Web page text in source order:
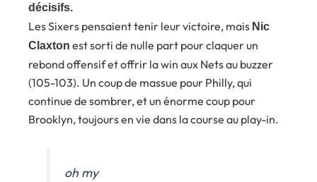
décisifs.
Les Sixers pensaient tenir leur victoire, mais Nic
Claxton est sorti de nulle part pour claquer un
rebond offensif et offrir la win aux Nets au buzzer
(105-103). Un coup de massue pour Philly, qui
continue de sombrer, et un énorme coup pour
Brooklyn, toujours en vie dans la course au play-in.
oh my